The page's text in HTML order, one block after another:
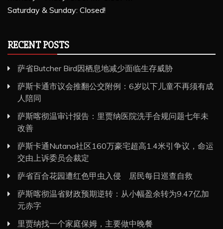
Saturday & Sunday: Closed!
RECENT POSTS
萨省Butcher Bird因栖息地减少面临生存威胁
萨斯卡通市议会推翻公交附例：6岁以下儿童不再须有成
人陪同
萨斯喀彻温审计报告：里贾纳医院洗手合规问题七年未
改善
萨斯卡通Nutana社区160万豪宅超高1.4米引争议，命运
交由上诉委员会裁定
萨省百合花园遭红色甲虫入侵 居民每日巡查自救
萨斯喀彻温省财政预期逆转：从小幅盈余转为9.47亿加
元赤字
里贾纳找一个家庭保姆，主要做中晚餐